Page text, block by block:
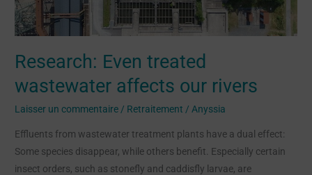
Research: Even treated
wastewater affects our rivers
Laisser un commentaire / Retraitement / Anyssia
Effluents from wastewater treatment plants have a dual effect:
Some species disappear, while others benefit. Especially certain
insect orders, such as stonefly and caddisfly larvae, are